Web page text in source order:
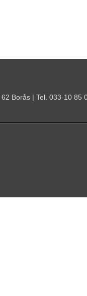
Borås | Tel. 033-10